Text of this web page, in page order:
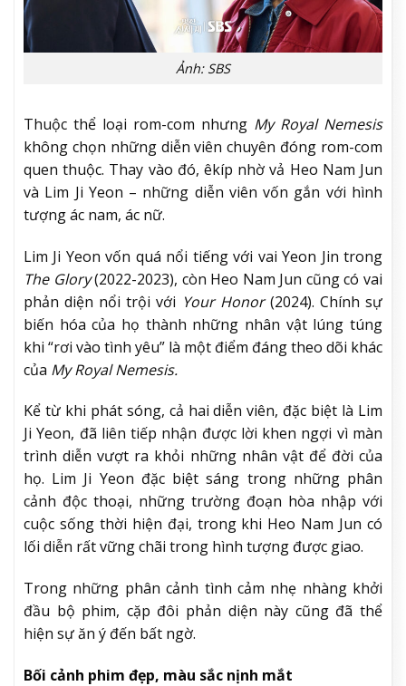
Ảnh: SBS
Thuộc thể loại rom-com nhưng My Royal Nemesis
không chọn những diễn viên chuyên đóng rom-com
quen thuộc. Thay vào đó, êkíp nhờ vả Heo Nam Jun
và Lim Ji Yeon – những diễn viên vốn gắn với hình
tượng ác nam, ác nữ.
Lim Ji Yeon vốn quá nổi tiếng với vai Yeon Jin trong
The Glory(2022-2023), còn Heo Nam Jun cũng có vai
phản diện nổi trội với Your Honor(2024). Chính sự
biến hóa của họ thành những nhân vật lúng túng
khi “rơi vào tình yêu” là một điểm đáng theo dõi khác
của My Royal Nemesis.
Kể từ khi phát sóng, cả hai diễn viên, đặc biệt là Lim
Ji Yeon, đã liên tiếp nhận được lời khen ngợi vì màn
trình diễn vượt ra khỏi những nhân vật để đời của
họ. Lim Ji Yeon đặc biệt sáng trong những phân
cảnh độc thoại, những trường đoạn hòa nhập với
cuộc sống thời hiện đại, trong khi Heo Nam Jun có
lối diễn rất vững chãi trong hình tượng được giao.
Trong những phân cảnh tình cảm nhẹ nhàng khởi
đầu bộ phim, cặp đôi phản diện này cũng đã thể
hiện sự ăn ý đến bất ngờ.
Bối cảnh phim đẹp, màu sắc nịnh mắt